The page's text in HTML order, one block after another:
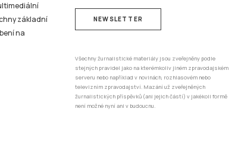
základní
na
NEWSLETTER
Všechny žurnalistické materiály jsou zveřejněny podle
stejných pravidel jako na kterémkoliv jiném zpravodajském
serveru nebo například v novinách, rozhlasovém nebo
televizním zpravodajství. Mazání už zveřejněných
žurnalistických příspěvků (ani jejich částí) v jakékoli formě
není možné nyní ani v budoucnu.